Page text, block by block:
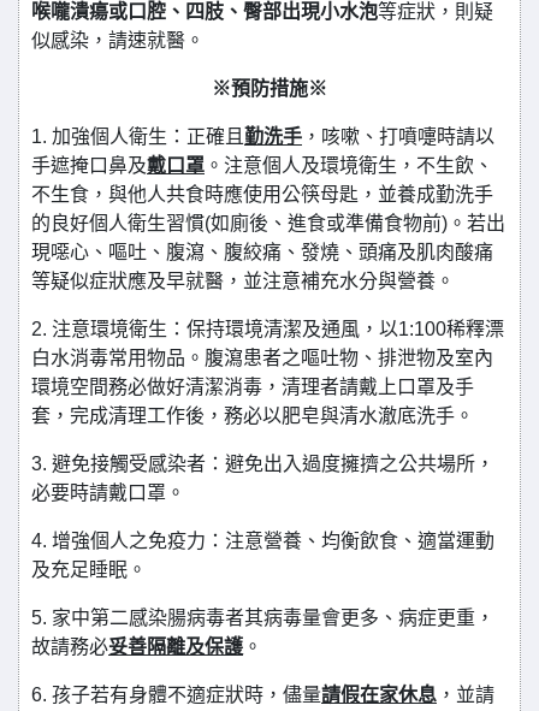
喉嚨潰瘍或口腔、四肢、臀部出現小水泡等症狀，則疑
似感染，請速就醫。
※預防措施※
1. 加強個人衛生：正確且 勤洗手 ，咳嗽、打噴嚏時請以
手遮掩口鼻及戴口罩 。注意個人及環境衛生，不生飲、
不生食，與他人共食時應使用公筷母匙，並養成勤洗手
的良好個人衛生習慣(如廁後、進食或準備食物前)。若出
現噁心、嘔吐、腹瀉、腹絞痛、發燒、頭痛及肌肉酸痛
等疑似症狀應及早就醫，並注意補充水分與營養。
2. 注意環境衛生：保持環境清潔及通風，以1:100稀釋漂
白水消毒常用物品。腹瀉患者之嘔吐物、排泄物及室內
環境空間務必做好清潔消毒，清理者請戴上口罩及手
套，完成清理工作後，務必以肥皂與清水澈底洗手。
3. 避免接觸受感染者：避免出入過度擁擠之公共場所，
必要時請戴口罩。
4. 增強個人之免疫力：注意營養、均衡飲食、適當運動
及充足睡眠。
5. 家中第二感染腸病毒者其病毒量會更多、病症更重，
故請務必妥善隔離及保護 。
6. 孩子若有身體不適症狀時，儘量請假在家休息 ，並請